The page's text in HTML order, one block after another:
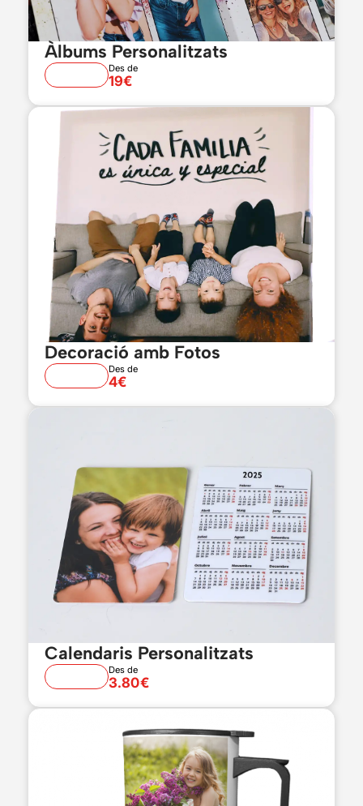
Àlbums Personalitzats
Des de
19€
Decoració amb Fotos
Des de
4€
Calendaris Personalitzats
Des de
3.80€